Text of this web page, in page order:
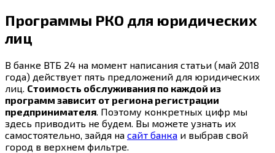
Программы РКО для юридических
лиц
В банке ВТБ 24 на момент написания статьи (май 2018
года) действует пять предложений для юридических
лиц. Стоимость обслуживания по каждой из
программ зависит от региона регистрации
предпринимателя . Поэтому конкретных цифр мы
здесь приводить не будем. Вы можете узнать их
самостоятельно, зайдя на сайт банка и выбрав свой
город в верхнем фильтре.